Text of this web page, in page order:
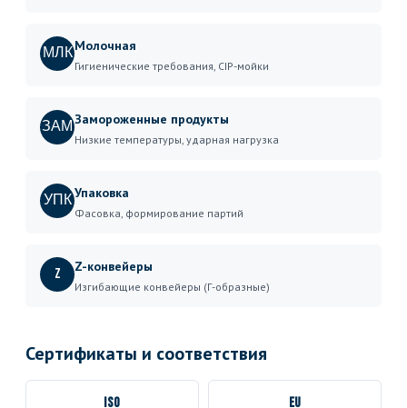
МЛКМолочная
Гигиенические требования, CIP-мойки
ЗАМЗамороженные продукты
Низкие температуры, ударная нагрузка
УПКУпаковка
Фасовка, формирование партий
Z Z-конвейеры
Изгибающие конвейеры (Г-образные)
Сертификаты и соответствия
ISO EU